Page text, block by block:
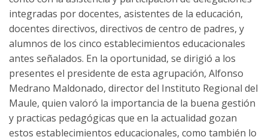
integradas por docentes, asistentes de la educación,
docentes directivos, directivos de centro de padres, y
alumnos de los cinco establecimientos educacionales
antes señalados. En la oportunidad, se dirigió a los
presentes el presidente de esta agrupación, Alfonso
Medrano Maldonado, director del Instituto Regional del
Maule, quien valoró la importancia de la buena gestión
y practicas pedagógicas que en la actualidad gozan
estos establecimientos educacionales, como también lo